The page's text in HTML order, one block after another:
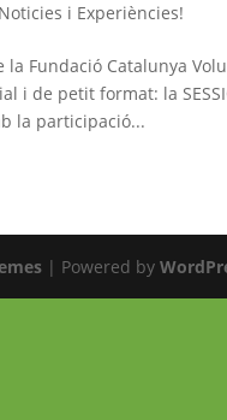
Noticies i Experiències!
la Fundació Catalunya
de petit format: la SESSIÓ
la participació...
| Powered by